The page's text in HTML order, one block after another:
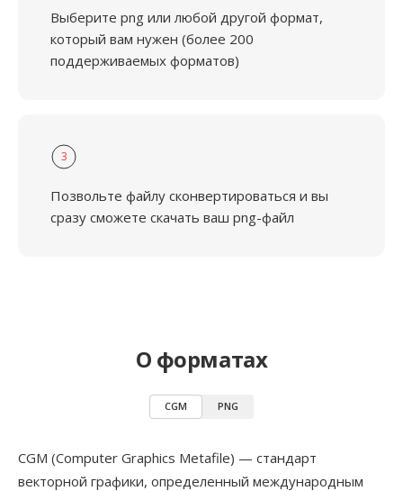
Выберите png или любой другой формат,
который вам нужен (более 200
поддерживаемых форматов)
3
Позвольте файлу сконвертироваться и вы
сразу сможете скачать ваш png-файл
О форматах
CGM PNG
CGM (Computer Graphics Metafile) — стандарт
векторной графики, определенный международным